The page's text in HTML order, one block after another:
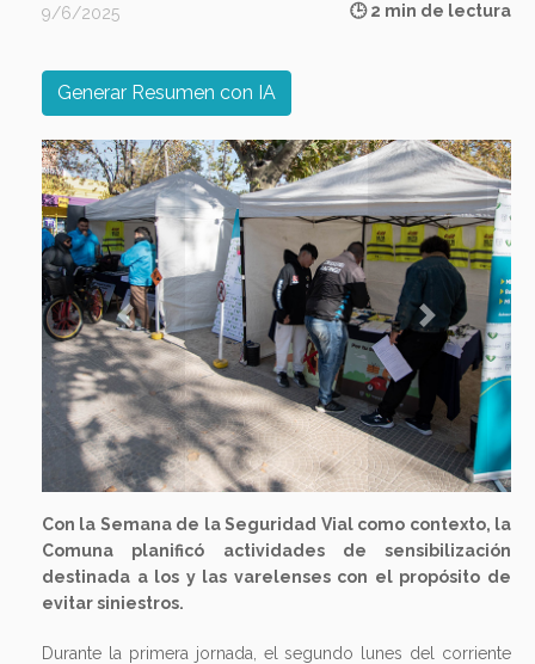
9/6/2025 🕒 2 min de lectura
Generar Resumen con IA
Previous Next
Con la Semana de la Seguridad Vial como contexto, la
Comuna planificó actividades de sensibilización
destinada a los y las varelenses con el propósito de
evitar siniestros.
Durante la primera jornada, el segundo lunes del corriente